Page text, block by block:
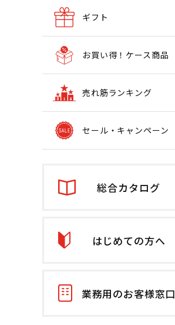
ギフト
お買い得！ケース商品
売れ筋ランキング
セール・キャンペーン
総合カタログ
はじめての方へ
業務用のお客様窓口